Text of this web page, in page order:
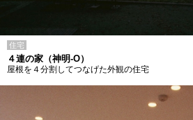
住宅
４連の家（神明-O）
屋根を４分割してつなげた外観の住宅